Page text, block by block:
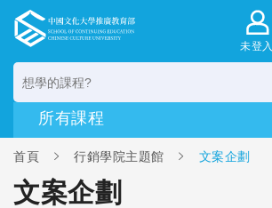
未登入
首頁 行銷學院主題館 文案企劃
文案企劃